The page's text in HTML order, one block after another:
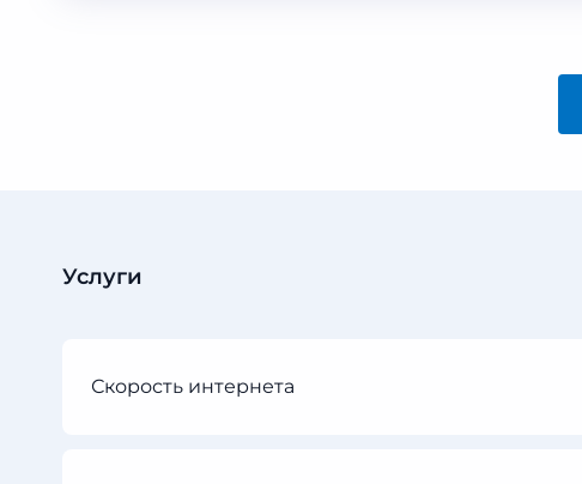
Услуги
Скорость интернета